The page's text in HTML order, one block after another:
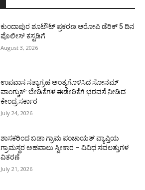
ಕುಂದಾಪುರ ಶೂಟೌಟ್ ಪ್ರಕರಣ:ಆರೋಪಿ ಡೆರಿಕ್ 5 ದಿನ
ಪೊಲೀಸ್ ಕಸ್ಟಡಿಗೆ
August 3, 2026
ಉಪವಾಸ ಸತ್ಯಾಗ್ರಹ ಅಂತ್ಯಗೊಳಿಸಿದ ಸೋನಮ್
ವಾಂಗ್ಚುಕ್: ಬೇಡಿಕೆಗಳ ಈಡೇರಿಕೆಗೆ ಭರವಸೆ ನೀಡಿದ
ಕೇಂದ್ರ ಸರ್ಕಾರ
July 24, 2026
ಶಾಸಕರಿಂದ ಬಡಾ ಗ್ರಾಮ ಪಂಚಾಯತ್ ವ್ಯಾಪ್ತಿಯ
ಗ್ರಾಮಸ್ಥರ ಅಹವಾಲು ಸ್ವೀಕಾರ – ವಿವಿಧ ಸವಲತ್ತುಗಳ
ವಿತರಣೆ
July 21, 2026